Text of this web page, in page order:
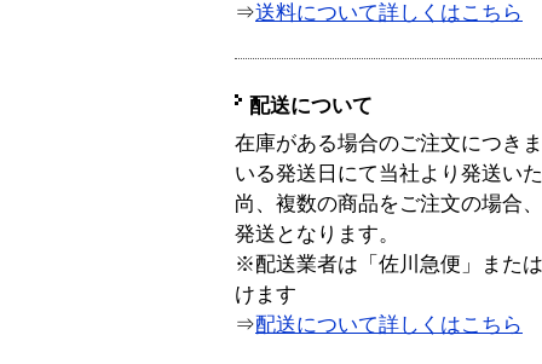
⇒送料について詳しくはこちら
配送について
在庫がある場合のご注文につき
いる発送日にて当社より発送い
尚、複数の商品をご注文の場合
発送となります。
※配送業者は「佐川急便」また
けます
⇒配送について詳しくはこちら